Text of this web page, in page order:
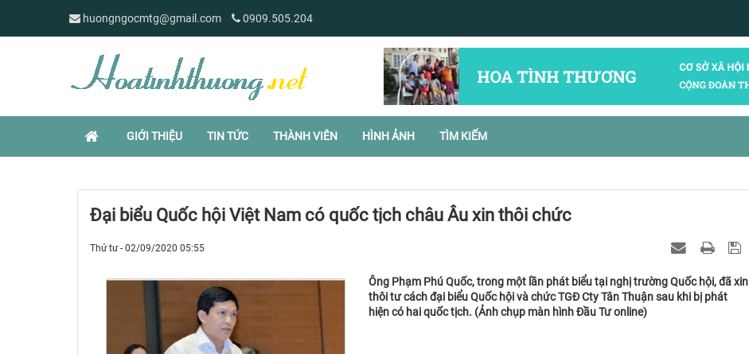
huongngocmtg@gmail.com 0909.505.204
GIỚI THIỆU TIN TỨC THÀNH VIÊN HÌNH ẢNH TÌM KIẾM
Đại biểu Quốc hội Việt Nam có quốc tịch châu Âu xin thôi chức
Thứ tư - 02/09/2020 05:55
Ông Phạm Phú Quốc, trong một lần phát biểu tại nghị trường Quốc hội, đã xin
thôi tư cách đại biểu Quốc hội và chức TGĐ Cty Tân Thuận sau khi bị phát
hiện có hai quốc tịch. (Ảnh chụp màn hình Đầu Tư online)